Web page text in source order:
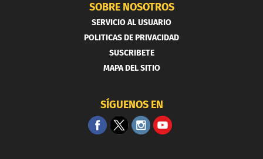
SOBRE NOSOTROS
SERVICIO AL USUARIO
POLITICAS DE PRIVACIDAD
SUSCRIBETE
MAPA DEL SITIO
SÍGUENOS EN